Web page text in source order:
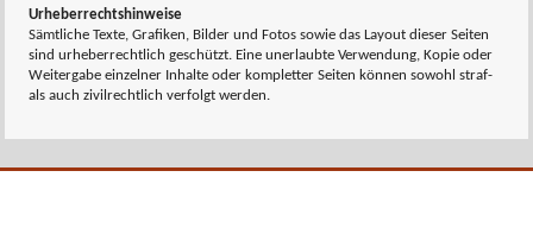
Urheberrechtshinweise
Sämtliche Texte, Grafiken, Bilder und Fotos sowie das Layout dieser Seiten
sind urheberrechtlich geschützt. Eine unerlaubte Verwendung, Kopie oder
Weitergabe einzelner Inhalte oder kompletter Seiten können sowohl straf-
als auch zivilrechtlich verfolgt werden.